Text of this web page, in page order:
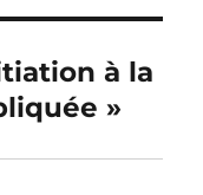
à la
»